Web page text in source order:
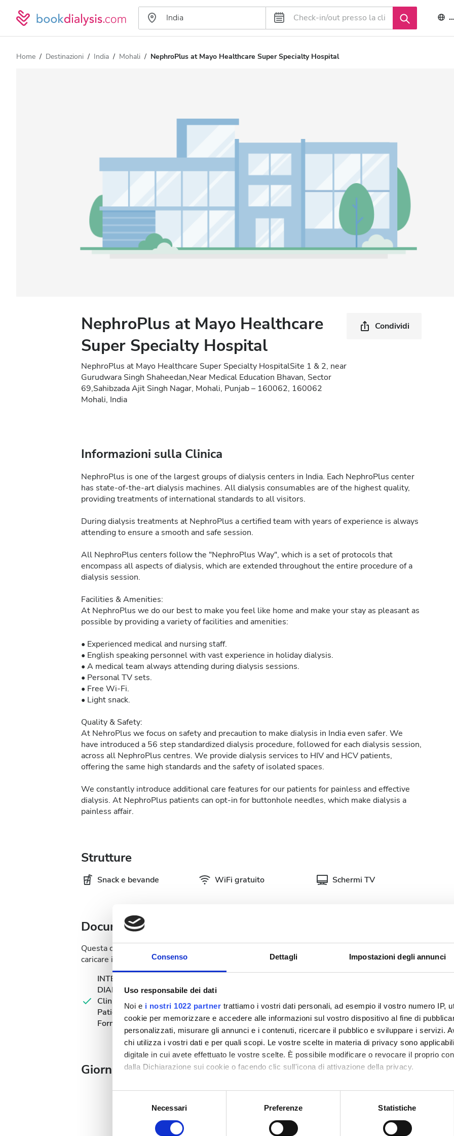
Consenso Dettagli Impostazioni degli annunci
Uso responsabile dei dati
Noi e i nostri 1022 partner trattiamo i vostri dati personali, ad esempio il vostro numero IP,
cookie per memorizzare e accedere alle informazioni sul vostro dispositivo al fine di
personalizzati, misurare gli annunci e i contenuti, ricercare il pubblico e sviluppare i servizi.
chi utilizza i vostri dati e per quali scopi. Le vostre scelte in materia di privacy sono
digitale in cui avete effettuato le vostre scelte. È possibile modificare o revocare il proprio
dalla Dichiarazione sui cookie o facendo clic sull'icona di attivazione della privacy.
Con il tuo consenso, vorremmo anche:
raccogliere informazioni sulla tua posizione geografica, con un'approssimazione di
digitali).
Necessari Preferenze Statistiche
IT
Home Destinazioni India Mohali NephroPlus at Mayo Healthcare Super Specialty Hospital
NephroPlus at Mayo Healthcare
Super Specialty Hospital
NephroPlus at Mayo Healthcare Super Specialty HospitalSite 1 & 2, near
Gurudwara Singh Shaheedan,Near Medical Education Bhavan, Sector
69,Sahibzada Ajit Singh Nagar, Mohali, Punjab – 160062, 160062
Mohali, India
Condividi
Informazioni sulla Clinica
NephroPlus is one of the largest groups of dialysis centers in India. Each NephroPlus center
has state-of-the-art dialysis machines. All dialysis consumables are of the highest quality,
providing treatments of international standards to all visitors.
During dialysis treatments at NephroPlus a certified team with years of experience is always
attending to ensure a smooth and safe session.
All NephroPlus centers follow the "NephroPlus Way", which is a set of protocols that
encompass all aspects of dialysis, which are extended throughout the entire procedure of a
dialysis session.
Facilities & Amenities:
At NephroPlus we do our best to make you feel like home and make your stay as pleasant as
possible by providing a variety of facilities and amenities:
• Experienced medical and nursing staff.
• English speaking personnel with vast experience in holiday dialysis.
• A medical team always attending during dialysis sessions.
• Personal TV sets.
• Free Wi-Fi.
• Light snack.
Quality & Safety:
At NehroPlus we focus on safety and precaution to make dialysis in India even safer. We
have introduced a 56 step standardized dialysis procedure, followed for each dialysis session,
across all NephroPlus centres. We provide dialysis services to HIV and HCV patients,
offering the same high standards and the safety of isolated spaces.
We constantly introduce additional care features for our patients for painless and effective
dialysis. At NephroPlus patients can opt-in for buttonhole needles, which make dialysis a
painless affair.
Strutture
Snack e bevande WiFi gratuito Schermi TV
Documentazione medica
Questa clinica richiede documentazione medica specifica per i trattamenti di dialisi. Puoi
caricare i documenti online o portarli in clinica quando arrivi.
INTERNATIONAL
DIALYSIS REQUEST
Clinical Information &
Patient Identification
Form
Giorni disponibili per il trattamento
2026 Settembre